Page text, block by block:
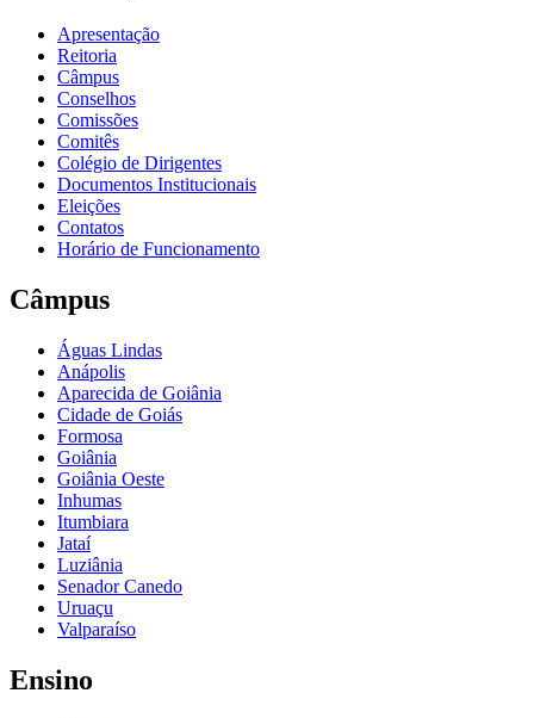
Apresentação
Reitoria
Câmpus
Conselhos
Comissões
Comitês
Colégio de Dirigentes
Documentos Institucionais
Eleições
Contatos
Horário de Funcionamento
Câmpus
Águas Lindas
Anápolis
Aparecida de Goiânia
Cidade de Goiás
Formosa
Goiânia
Goiânia Oeste
Inhumas
Itumbiara
Jataí
Luziânia
Senador Canedo
Uruaçu
Valparaíso
Ensino